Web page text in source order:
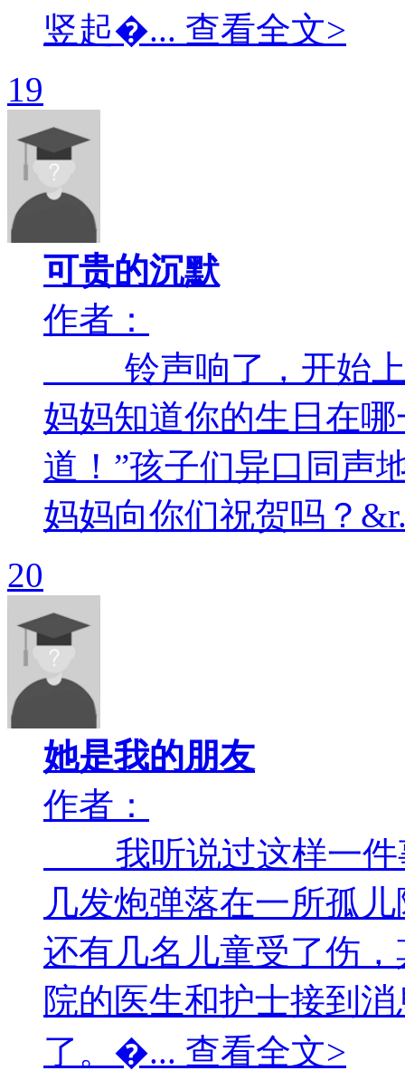
竖起�... 查看全文>
19
可贵的沉默
作者：
铃声响了，开始
妈妈知道你的生日在
道！”孩子们异口同
妈妈向你们祝贺吗？
20
她是我的朋友
作者：
我听说过这样一
几发炮弹落在一所孤
还有几名儿童受了
院的医生和护士接到
了。�... 查看全文>